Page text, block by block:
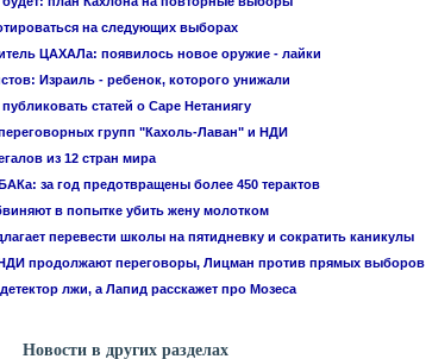
на следующих выборах
ЦАХАЛа: появилось новое оружие - лайки
Израиль - ребенок, которого унижали
статей о Саре Нетаниягу
групп "Кахоль-Лаван" и НДИ
из 12 стран мира
за год предотвращены более 450 терактов
в попытке убить жену молотком
перевести школы на пятидневку и сократить каникулы
продолжают переговоры, Лицман против прямых выборов
лжи, а Лапид расскажет про Мозеса
Новости в других разделах